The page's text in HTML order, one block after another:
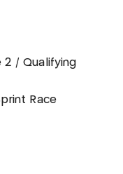
2 / Qualifying
Race